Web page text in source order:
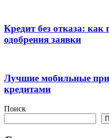
Кредит без отказа: как
одобрения заявки
Лучшие мобильные
кредитами
Поиск